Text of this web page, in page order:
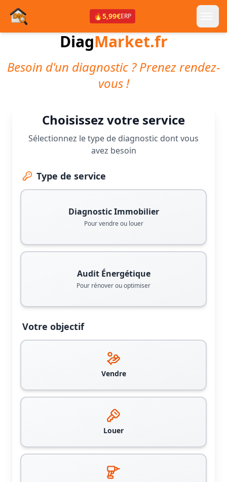
🔥5,99€ERP
DiagMarket.fr
Besoin d'un diagnostic ? Prenez rendez-
vous !
Choisissez votre service
Sélectionnez le type de diagnostic dont vous
avez besoin
Type de service
Diagnostic Immobilier
Pour vendre ou louer
Audit Énergétique
Pour rénover ou optimiser
Votre objectif
Vendre
Louer